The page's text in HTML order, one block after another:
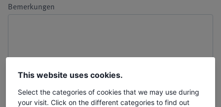
Bemerkungen
This website uses cookies.
Select the categories of cookies that we may use during
your visit. Click on the different categories to find out